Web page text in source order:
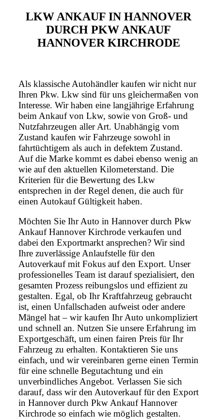
LKW ANKAUF IN HANNOVER
DURCH PKW ANKAUF
HANNOVER KIRCHRODE
Als klassische Autohändler kaufen wir nicht nur
Ihren Pkw. Lkw sind für uns gleichermaßen von
Interesse. Wir haben eine langjährige Erfahrung
beim Ankauf von Lkw, sowie von Groß- und
Nutzfahrzeugen aller Art. Unabhängig vom
Zustand kaufen wir Fahrzeuge sowohl in
fahrtüchtigem als auch in defektem Zustand.
Auf die Marke kommt es dabei ebenso wenig an
wie auf den aktuellen Kilometerstand. Die
Kriterien für die Bewertung des Lkw
entsprechen in der Regel denen, die auch für
einen Autokauf Gültigkeit haben.
Möchten Sie Ihr Auto in Hannover durch Pkw
Ankauf Hannover Kirchrode verkaufen und
dabei den Exportmarkt ansprechen? Wir sind
Ihre zuverlässige Anlaufstelle für den
Autoverkauf mit Fokus auf den Export. Unser
professionelles Team ist darauf spezialisiert, den
gesamten Prozess reibungslos und effizient zu
gestalten. Egal, ob Ihr Kraftfahrzeug gebraucht
ist, einen Unfallschaden aufweist oder andere
Mängel hat – wir kaufen Ihr Auto unkompliziert
und schnell an. Nutzen Sie unsere Erfahrung im
Exportgeschäft, um einen fairen Preis für Ihr
Fahrzeug zu erhalten. Kontaktieren Sie uns
einfach, und wir vereinbaren gerne einen Termin
für eine schnelle Begutachtung und ein
unverbindliches Angebot. Verlassen Sie sich
darauf, dass wir den Autoverkauf für den Export
in Hannover durch Pkw Ankauf Hannover
Kirchrode so einfach wie möglich gestalten.